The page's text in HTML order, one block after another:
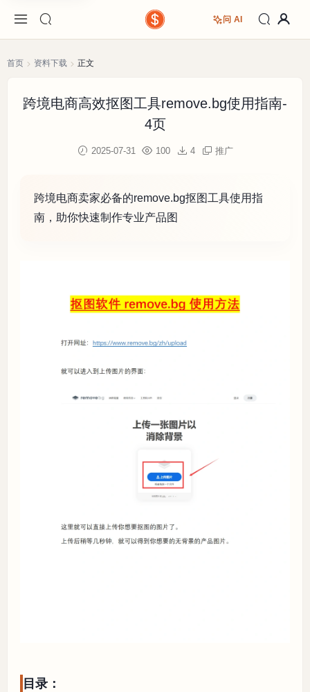
问 AI
首页 资料下载 正文
跨境电商高效抠图工具remove.bg使用指南-
4页
2025-07-31 100 4 推广
跨境电商卖家必备的remove.bg抠图工具使用指
南，助你快速制作专业产品图
目录：